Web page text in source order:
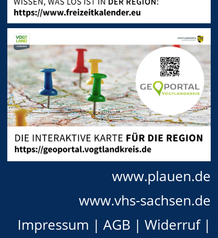
www.plauen.de
www.vhs-sachsen.de
Impressum | AGB | Widerruf|